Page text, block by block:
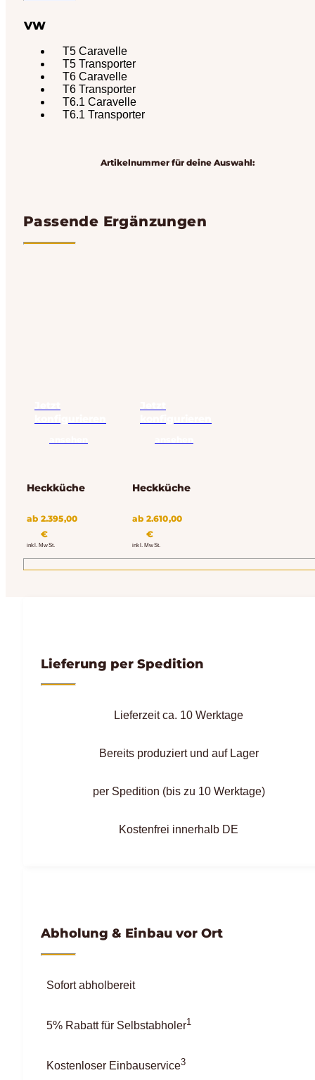
VW
T5 Caravelle
T5 Transporter
T6 Caravelle
T6 Transporter
T6.1 Caravelle
T6.1 Transporter
Artikelnummer für deine Auswahl:
Passende Ergänzungen
Heckküche
ab 2.395,00
€
inkl. MwSt.
Heckküche
ab 2.610,00
€
inkl. MwSt.
Lieferung per Spedition
Lieferzeit ca. 10 Werktage
Bereits produziert und auf Lager
per Spedition (bis zu 10 Werktage)
Kostenfrei innerhalb DE
Abholung & Einbau vor Ort
Sofort abholbereit
5% Rabatt für Selbstabholer1
Kostenloser Einbauservice3